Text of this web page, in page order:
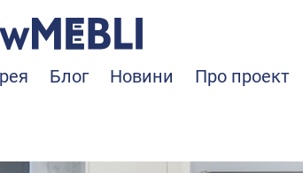
Блог Новини Про проект